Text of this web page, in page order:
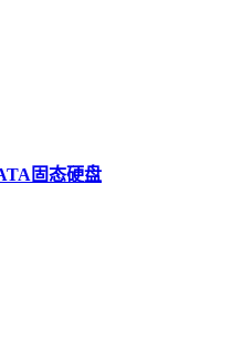
固态硬盘